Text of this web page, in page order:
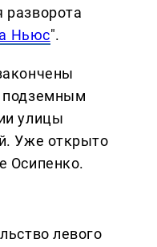
Ньюс".
подземным
улицы
Уже открыто
Осипенко.
левого